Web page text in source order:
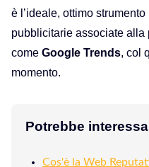
è l’ideale, ottimo strumento
pubblicitarie associate alla
come Google Trends, col
momento.
Potrebbe
Cos'è la Web